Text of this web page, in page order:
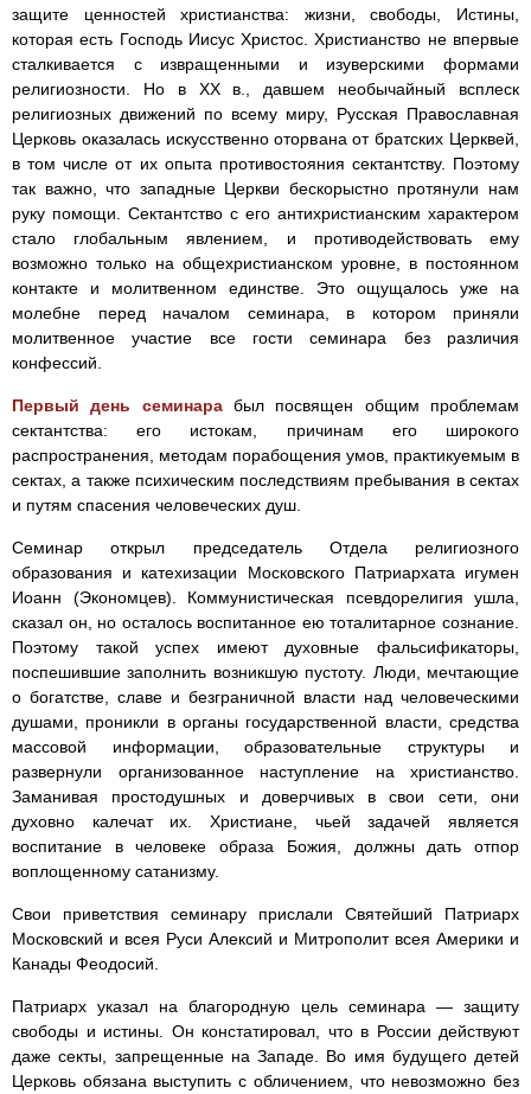
защите ценностей христианства: жизни, свободы, Истины,
которая есть Господь Иисус Христос. Христианство не впервые
сталкивается с извращенными и изуверскими формами
религиозности. Но в XX в., давшем необычайный всплеск
религиозных движений по всему миру, Русская Православная
Церковь оказалась искусственно оторвана от братских Церквей,
в том числе от их опыта противостояния сектантству. Поэтому
так важно, что западные Церкви бескорыстно протянули нам
руку помощи. Сектантство с его антихристианским характером
стало глобальным явлением, и противодействовать ему
возможно только на общехристианском уровне, в постоянном
контакте и молитвенном единстве. Это ощущалось уже на
молебне перед началом семинара, в котором приняли
молитвенное участие все гости семинара без различия
конфессий.
Первый день семинарабыл посвящен общим проблемам
сектантства: его истокам, причинам его широкого
распространения, методам порабощения умов, практикуемым в
сектах, а также психическим последствиям пребывания в сектах
и путям спасения человеческих душ.
Семинар открыл председатель Отдела религиозного
образования и катехизации Московского Патриархата игумен
Иоанн (Экономцев). Коммунистическая псевдорелигия ушла,
сказал он, но осталось воспитанное ею тоталитарное сознание.
Поэтому такой успех имеют духовные фальсификаторы,
поспешившие заполнить возникшую пустоту. Люди, мечтающие
о богатстве, славе и безграничной власти над человеческими
душами, проникли в органы государственной власти, средства
массовой информации, образовательные структуры и
развернули организованное наступление на христианство.
Заманивая простодушных и доверчивых в свои сети, они
духовно калечат их. Христиане, чьей задачей является
воспитание в человеке образа Божия, должны дать отпор
воплощенному сатанизму.
Свои приветствия семинару прислали Святейший Патриарх
Московский и всея Руси Алексий и Митрополит всея Америки и
Канады Феодосий.
Патриарх указал на благородную цель семинара — защиту
свободы и истины. Он констатировал, что в России действуют
даже секты, запрещенные на Западе. Во имя будущего детей
Церковь обязана выступить с обличением, что невозможно без